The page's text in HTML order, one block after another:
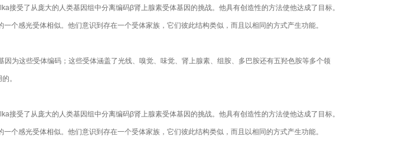
接受了从庞大的人类基因组中分离编码β肾上腺素受体基因的挑战。他具有创造性的方法使他达成了目标。
个感光受体相似。他们意识到存在一个受体家族，它们彼此结构类似，而且以相同的方式产生功能。
为这些受体编码；这些受体涵盖了光线、嗅觉、味觉、肾上腺素、组胺、多巴胺还有五羟色胺等多个领
。
接受了从庞大的人类基因组中分离编码β肾上腺素受体基因的挑战。他具有创造性的方法使他达成了目标。
个感光受体相似。他们意识到存在一个受体家族，它们彼此结构类似，而且以相同的方式产生功能。